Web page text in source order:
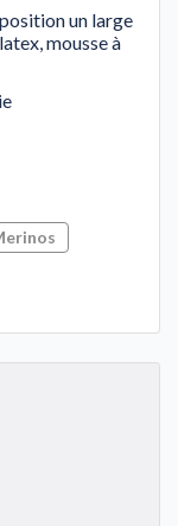
un large
mousse à